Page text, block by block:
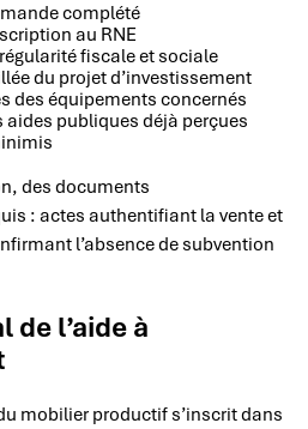
complété
au RNE
fiscale et sociale
du projet d’investissement
des équipements concernés
aides publiques déjà perçues
des documents
: actes authentifiant la vente et
l’absence de subvention
l’aide à
mobilier productif s’inscrit dans